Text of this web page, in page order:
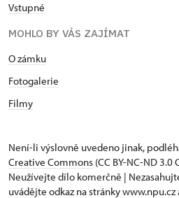
Vstupné
MOHLO BY VÁS ZAJÍMAT
O zámku
Fotogalerie
Filmy
Není-li výslovně uvedeno jinak,
Creative Commons (CC BY-NC-ND
Neužívejte dílo komerčně |
uvádějte odkaz na stránky